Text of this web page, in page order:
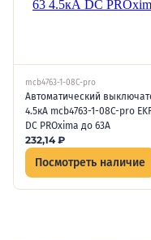
mcb4763-1-08C-pro
Автоматический
4.5кА mcb4763-1-08C-pro
DC PROxima до 63А
232,14₽
Посмотреть наличие